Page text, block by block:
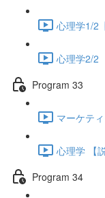
心理学1/2
心理学2/2
Program 33
マーケテ
心理学 【
Program 34